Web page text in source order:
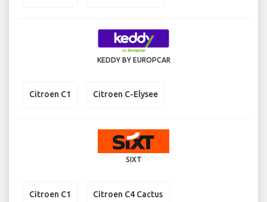
KEDDY BY EUROPCAR
Citroen C1 Citroen C-Elysee
SIXT
Citroen C1 Citroen C4 Cactus